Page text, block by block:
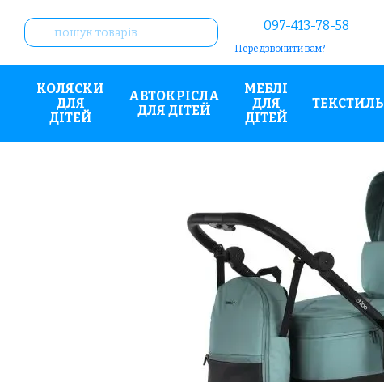
097-413-78-58
Передзвонити вам?
КОЛЯСКИ
ДЛЯ
ДІТЕЙ
АВТОКРІСЛА
ДЛЯ ДІТЕЙ
МЕБЛІ
ДЛЯ
ДІТЕЙ
ТЕКСТИЛЬ